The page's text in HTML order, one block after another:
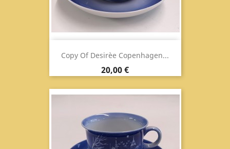
Copy Of Desirèe Copenhagen...
Prix
20,00 €